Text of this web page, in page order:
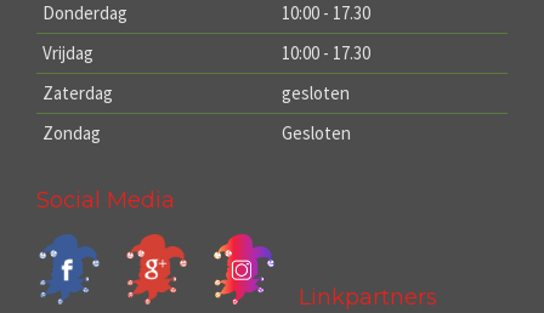
Donderdag
10:00 - 17.30
Vrijdag
10:00 - 17.30
Zaterdag
gesloten
Zondag
Gesloten
Social Media
Linkpartners